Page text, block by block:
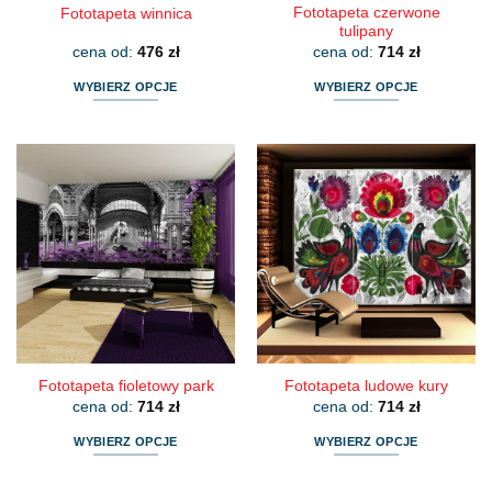
Fototapeta winnica
cena od: 476 zł
WYBIERZ OPCJE
wiele
wariantów.
Opcje
można
wybrać
na
stronie
produktu
Fototapeta czerwone
tulipany
cena od: 714 zł
WYBIERZ OPCJE
ma
wiele
wariantów.
Opcje
można
wybrać
na
stronie
produktu
Fototapeta fioletowy park
cena od: 714 zł
WYBIERZ OPCJE
Fototapeta ludowe kury
cena od: 714 zł
WYBIERZ OPCJE